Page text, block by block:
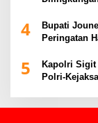
4
Bupati
Peringatan
5
Kapolri Sigit
Polri-